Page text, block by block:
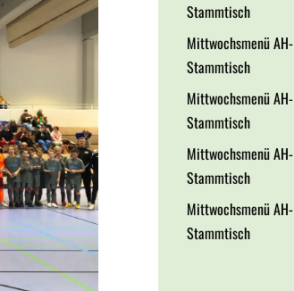
Stammtisch
Mittwochsmenü AH-
Stammtisch
Mittwochsmenü AH-
Stammtisch
Mittwochsmenü AH-
Stammtisch
Mittwochsmenü AH-
Stammtisch